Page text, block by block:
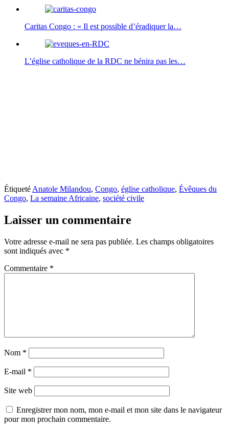
Caritas Congo : « Il est possible d’éradiquer la…
L’église catholique de la RDC ne bénira pas les…
Étiqueté Anatole Milandou, Congo, église catholique, Évêques du
Congo, La semaine Africaine, société civile
Laisser un commentaire
Votre adresse e-mail ne sera pas publiée. Les champs obligatoires
sont indiqués avec *
Commentaire *
Nom *
E-mail *
Site web
Enregistrer mon nom, mon e-mail et mon site dans le navigateur
pour mon prochain commentaire.